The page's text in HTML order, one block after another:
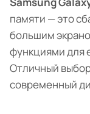
памяти — это
большим
функциями для
Отличный
современный